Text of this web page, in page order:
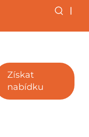
|
Získat
nabídku